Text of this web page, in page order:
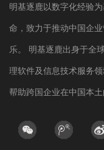
明基逐鹿以数字化经验
命，致力于推动中国企
乐。 明基逐鹿出身于全
理软件及信息技术服务
帮助跨国企业在中国本